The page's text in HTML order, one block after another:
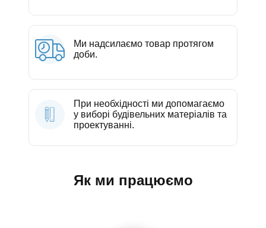
Ми надсилаємо товар протягом
доби.
При необхідності ми допомагаємо
у виборі будівельних матеріалів та
проектуванні.
Як ми працюємо